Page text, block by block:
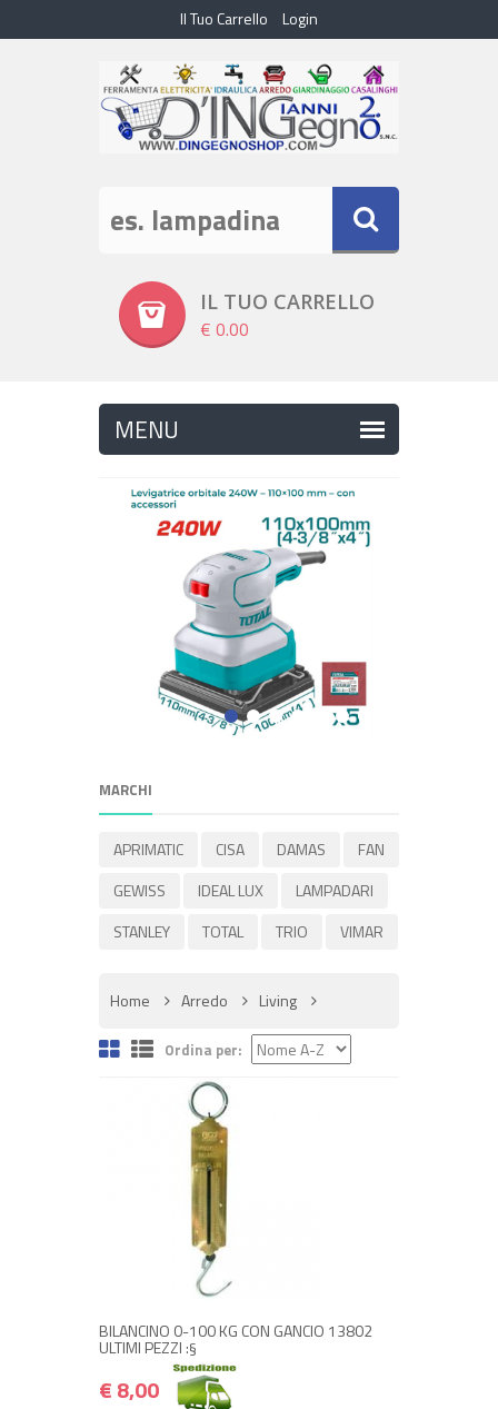
Il Tuo Carrello Login
IL TUO CARRELLO
€ 0.00
MARCHI
APRIMATIC CISA DAMAS
FAN
GEWISS
IDEAL LUX
LAMPADARI
STANLEY
TOTAL TRIO VIMAR
Home Arredo Living
Ordina per:
BILANCINO 0-100 KG CON GANCIO 13802
ULTIMI PEZZI :§
€ 8,00
+ ACQUISTA